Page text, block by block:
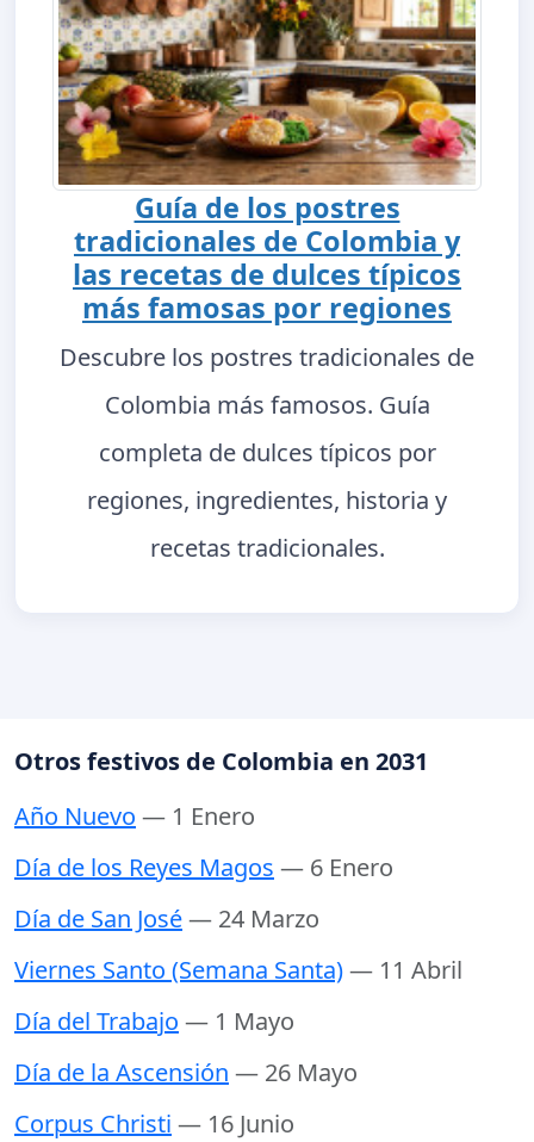
Guía de los postres
tradicionales de Colombia y
las recetas de dulces típicos
más famosas por regiones
Descubre los postres tradicionales de
Colombia más famosos. Guía
completa de dulces típicos por
regiones, ingredientes, historia y
recetas tradicionales.
Otros festivos de Colombia en 2031
Año Nuevo — 1 Enero
Día de los Reyes Magos — 6 Enero
Día de San José— 24 Marzo
Viernes Santo (Semana Santa)— 11 Abril
Día del Trabajo — 1 Mayo
Día de la Ascensión — 26 Mayo
Corpus Christi — 16 Junio